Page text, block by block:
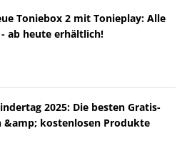
Toniebox 2 mit Tonieplay: Alle
- ab heute erhältlich!
2025: Die besten Gratis-
&amp; kostenlosen Produkte